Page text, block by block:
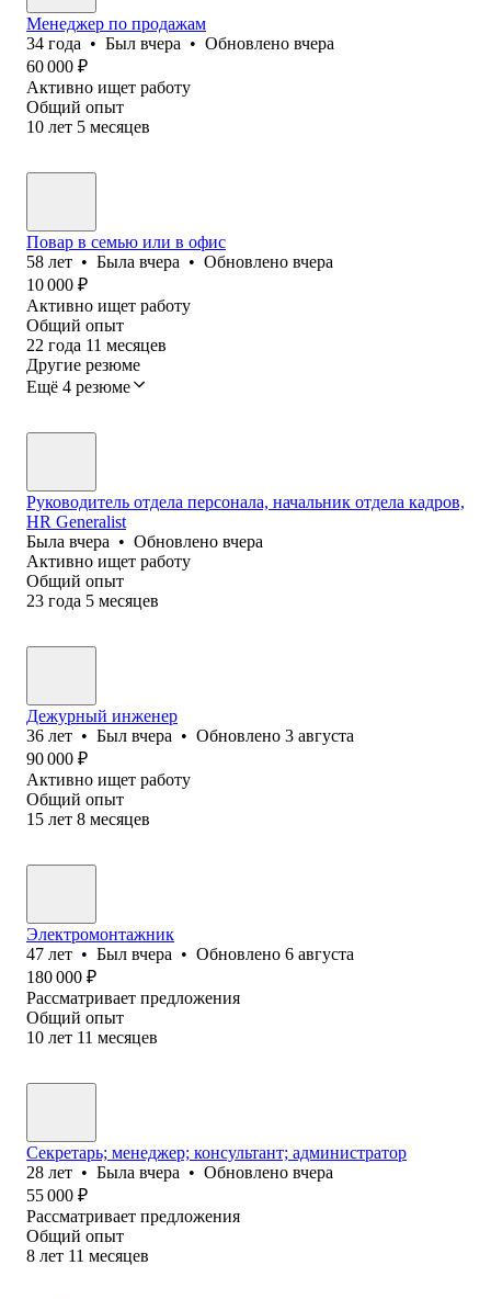
Менеджер по продажам
34 года • Был вчера • Обновлено вчера
60 000 ₽
Активно ищет работу
Общий опыт
10 лет 5 месяцев
Повар в семью или в офис
58 лет • Была вчера • Обновлено вчера
10 000 ₽
Активно ищет работу
Общий опыт
22 года 11 месяцев
Другие резюме
Ещё 4 резюме
Руководитель отдела персонала, начальник отдела кадров,
HR Generalist
Была вчера • Обновлено вчера
Активно ищет работу
Общий опыт
23 года 5 месяцев
Дежурный инженер
36 лет • Был вчера • Обновлено 3 августа
90 000 ₽
Активно ищет работу
Общий опыт
15 лет 8 месяцев
Электромонтажник
47 лет • Был вчера • Обновлено 6 августа
180 000 ₽
Рассматривает предложения
Общий опыт
10 лет 11 месяцев
Секретарь; менеджер; консультант; администратор
28 лет • Была вчера • Обновлено вчера
55 000 ₽
Рассматривает предложения
Общий опыт
8 лет 11 месяцев